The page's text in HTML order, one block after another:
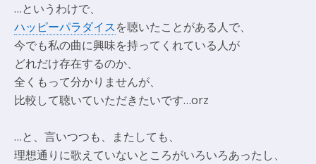
…というわけで、
ハッピーパラダイスを聴いたことがある人で、
今でも私の曲に興味を持ってくれている人が
どれだけ存在するのか、
全くもって分かりませんが、
比較して聴いていただきたいです…orz
…と、言いつつも、またしても、
理想通りに歌えていないところがいろいろあったし、